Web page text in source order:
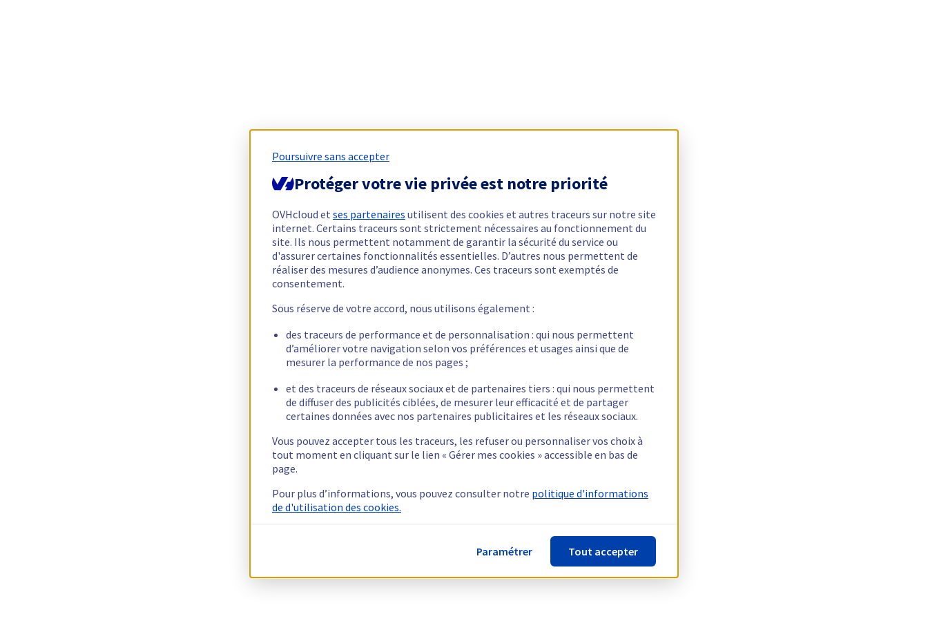
Poursuivre sans accepter
Protéger votre vie privée est notre priorité
OVHcloud et ses partenaires utilisent des cookies et autres traceurs sur notre site
internet. Certains traceurs sont strictement nécessaires au fonctionnement du
site. Ils nous permettent notamment de garantir la sécurité du service ou
d'assurer certaines fonctionnalités essentielles. D’autres nous permettent de
réaliser des mesures d’audience anonymes. Ces traceurs sont exemptés de
consentement.
Sous réserve de votre accord, nous utilisons également :
des traceurs de performance et de personnalisation : qui nous permettent
d’améliorer votre navigation selon vos préférences et usages ainsi que de
mesurer la performance de nos pages ;
et des traceurs de réseaux sociaux et de partenaires tiers : qui nous permettent
de diffuser des publicités ciblées, de mesurer leur efficacité et de partager
certaines données avec nos partenaires publicitaires et les réseaux sociaux.
Vous pouvez accepter tous les traceurs, les refuser ou personnaliser vos choix à
tout moment en cliquant sur le lien « Gérer mes cookies » accessible en bas de
page.
Pour plus d’informations, vous pouvez consulter notre politique d'informations
de d'utilisation des cookies.
Paramétrer Tout accepter